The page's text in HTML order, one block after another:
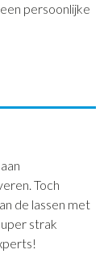
persoonlijke
Toch
de lassen met
strak